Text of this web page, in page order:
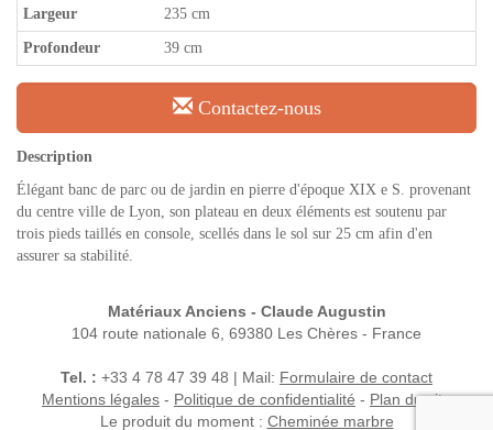
Largeur 235 cm
Profondeur 39 cm
Contactez-nous
Description
Élégant banc de parc ou de jardin en pierre d'époque XIX e S. provenant
du centre ville de Lyon, son plateau en deux éléments est soutenu par
trois pieds taillés en console, scellés dans le sol sur 25 cm afin d'en
assurer sa stabilité.
Matériaux Anciens - Claude Augustin
104 route nationale 6, 69380 Les Chères - France
Tel. : +33 4 78 47 39 48 | Mail: Formulaire de contact
Mentions légales - Politique de confidentialité - Plan du site
Le produit du moment : Cheminée marbre